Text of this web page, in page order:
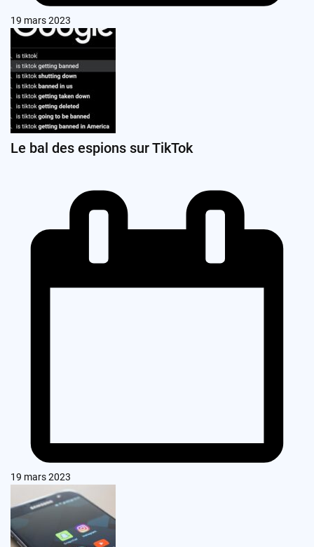
19 mars 2023
Le bal des espions sur TikTok
19 mars 2023